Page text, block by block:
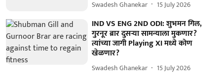
Swadesh Ghanekar 15 July 2026
IND VS ENG 2ND ODI: शुभमन गिल,
गुरनूर ब्रार दुसऱ्या सामन्याला मुकणार?
त्यांच्या जागी Playing XI मध्ये कोण
खेळणार?
Swadesh Ghanekar 15 July 2026